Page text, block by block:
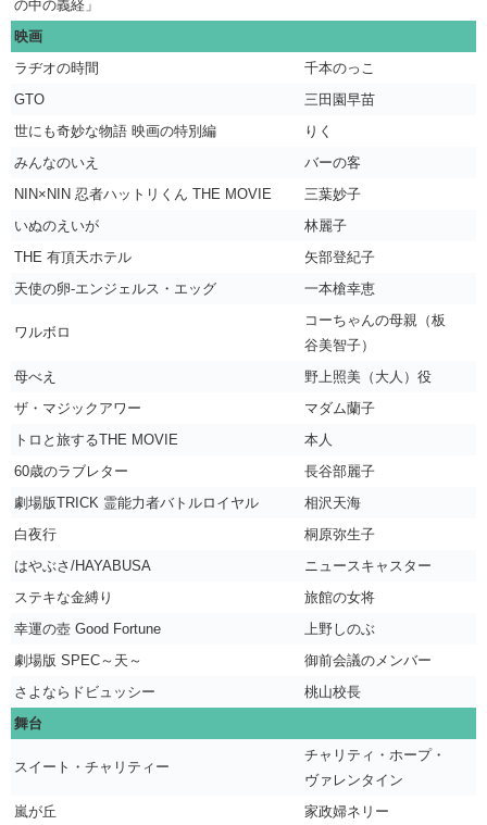
の中の義経」
映画
ラヂオの時間
千本のっこ
GTO
三田園早苗
世にも奇妙な物語 映画の特別編
りく
みんなのいえ
バーの客
NIN×NIN 忍者ハットリくん THE MOVIE
三葉妙子
いぬのえいが
林麗子
THE 有頂天ホテル
矢部登紀子
天使の卵-エンジェルス・エッグ
一本槍幸恵
ワルボロ
コーちゃんの母親（板
谷美智子）
母べえ
野上照美（大人）役
ザ・マジックアワー
マダム蘭子
トロと旅するTHE MOVIE
本人
60歳のラブレター
長谷部麗子
劇場版TRICK 霊能力者バトルロイヤル
相沢天海
白夜行
桐原弥生子
はやぶさ/HAYABUSA
ニュースキャスター
ステキな金縛り
旅館の女将
幸運の壺 Good Fortune
上野しのぶ
劇場版 SPEC～天～
御前会議のメンバー
さよならドビュッシー
桃山校長
舞台
スイート・チャリティー
チャリティ・ホープ・
ヴァレンタイン
嵐が丘
家政婦ネリー